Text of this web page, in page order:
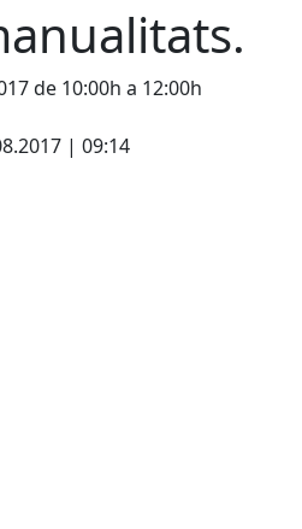
de 10:00h a 12:00h
| 09:14